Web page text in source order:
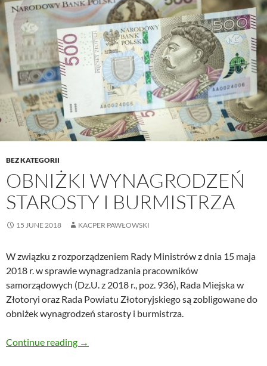
BEZ KATEGORII
OBNIŻKI WYNAGRODZEŃ
STAROSTY I BURMISTRZA
15 JUNE 2018 KACPER PAWŁOWSKI
W związku z rozporządzeniem Rady Ministrów z dnia 15 maja
2018 r. w sprawie wynagradzania pracowników
samorządowych (Dz.U. z 2018 r., poz. 936), Rada Miejska w
Złotoryi oraz Rada Powiatu Złotoryjskiego są zobligowane do
obniżek wynagrodzeń starosty i burmistrza.
Continue reading Obniżki wynagrodzeń starosty i burmistrza
→